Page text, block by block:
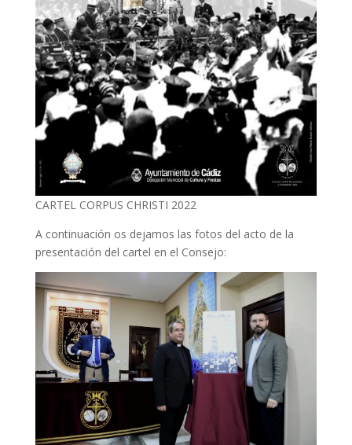
CARTEL CORPUS CHRISTI 2022
A continuación os dejamos las fotos del acto de la
presentación del cartel en el Consejo: